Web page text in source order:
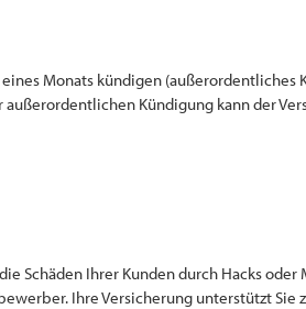
Monats kündigen (außerordentliches
Kündigung kann der
Schäden Ihrer Kunden durch Hacks oder
Ihre Versicherung unterstützt Sie